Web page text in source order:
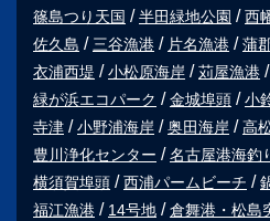
篠島つり天国
半田緑地公園 西
佐久島
三谷漁港 片名漁港 蒲
衣浦西堤
小松原海岸 苅屋漁港
緑が浜エコパーク
金城埠頭 小
寺津
小野浦海岸 奥田海岸
高
豊川浄化センター
名古屋港海釣
横須賀埠頭
西浦パームビーチ
福江漁港
14号地 倉舞港・松島